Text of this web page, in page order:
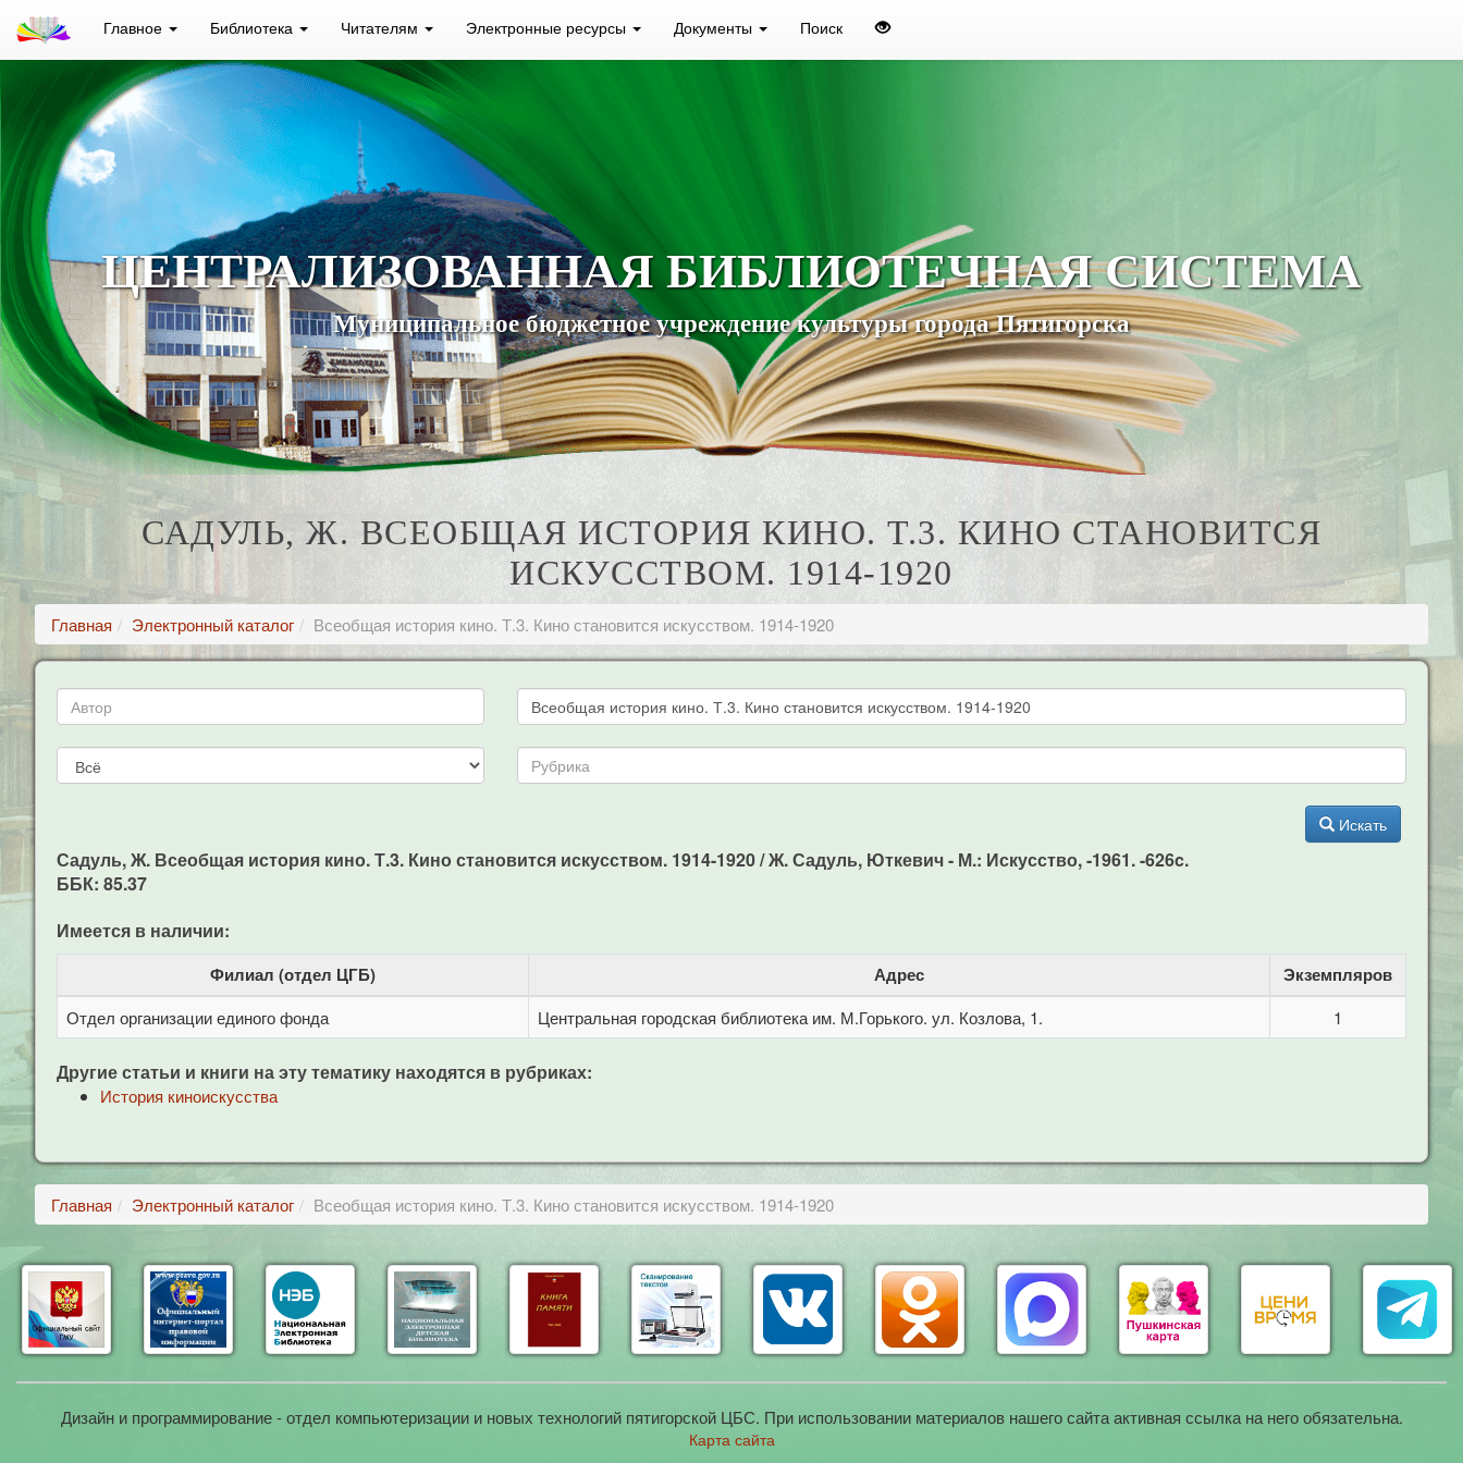
Главное Библиотека Читателям Электронные ресурсы Документы Поиск
ЦЕНТРАЛИЗОВАННАЯ БИБЛИОТЕЧНАЯ СИСТЕМА
Муниципальное бюджетное учреждение культуры города Пятигорска
САДУЛЬ, Ж. ВСЕОБЩАЯ ИСТОРИЯ КИНО. Т.3. КИНО СТАНОВИТСЯ
ИСКУССТВОМ. 1914-1920
Главная Электронный каталог Всеобщая история кино. Т.3. Кино становится искусством. 1914-1920
Искать
Садуль, Ж. Всеобщая история кино. Т.3. Кино становится искусством. 1914-1920 / Ж. Садуль, Юткевич - М.: Искусство, -1961. -626c.
ББК: 85.37
Имеется в наличии:
Филиал (отдел ЦГБ) Адрес Экземпляров
Отдел организации единого фонда Центральная городская библиотека им. М.Горького. ул. Козлова, 1. 1
Другие статьи и книги на эту тематику находятся в рубриках:
История киноискусства
Главная Электронный каталог Всеобщая история кино. Т.3. Кино становится искусством. 1914-1920
Дизайн и программирование - отдел компьютеризации и новых технологий пятигорской ЦБС. При использовании материалов нашего сайта активная ссылка на него обязательна.
Карта сайта